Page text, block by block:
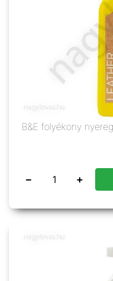
B&E folyékony
− +